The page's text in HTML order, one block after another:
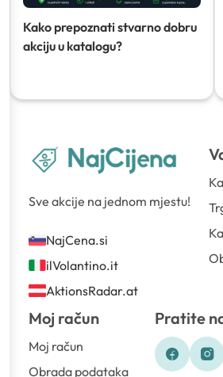
Kako prepoznati stvarno dobru
akciju u katalogu?
Sve akcije na jednom mjestu!
NajCena.si
ilVolantino.it
AktionsRadar.at
Moj račun
Moj račun
Obrada podataka
Pratite